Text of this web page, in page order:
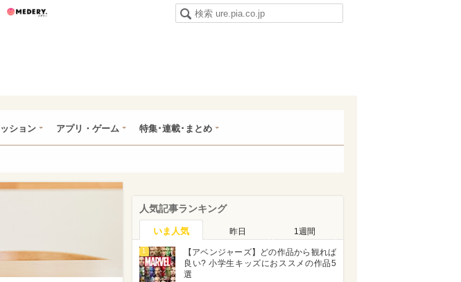
うまい肉
ション アプリ・ゲーム 特集･連載･まとめ
人気記事ランキング
いま人気 昨日 1週間
1
【アベンジャーズ】どの作品から観れば
良い? 小学生キッズにおススメの作品5
選